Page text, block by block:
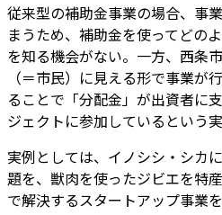
従来型の補助金事業の場合、事
まうため、補助金を使ってどの
を知る機会がない。一方、西条
（＝市民）に見える形で事業が
ることで「分配金」が出資者に
ジェクトに参加しているという
実例としては、イノシシ・シカ
題を、獣肉を使ったジビエを特
で解決するスタートアップ事業を